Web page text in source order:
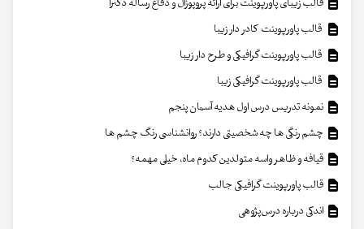
قالب زیبای پاورپوینت برای ارائه پروپوزال و دفاع رساله دکترا
قالب پاورپوینت کادر دار زیبا
قالب پاورپوینت گرافیکی و طرح دار زیبا
قالب پاورپوینت گرافیکی زیبا
نمونه تدریس درس اول هدیه آسمان پنجم
چشم رنگی ها چه شخصیتی دارند؟ روانشناسی رنگ چشم ها
قیافه و ظاهر واسه متولدین کدوم ماه، خیلی مهمه؟
قالب پاورپوینت گرافیکی جالب
اندکی درباره درس‌پژوهی